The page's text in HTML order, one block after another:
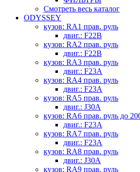
Смотреть весь каталог
ODYSSEY
кузов: RA1 прав. руль
двиг.: F22B
кузов: RA2 прав. руль
двиг.: F22B
кузов: RA3 прав. руль
двиг.: F23A
кузов: RA4 прав. руль
двиг.: F23A
кузов: RA5 прав. руль
двиг.: J30A
кузов: RA6 прав. руль до
двиг.: F23A
кузов: RA7 прав. руль
двиг.: F23A
кузов: RA8 прав. руль
двиг.: J30A
кузов: RA9 прав. руль